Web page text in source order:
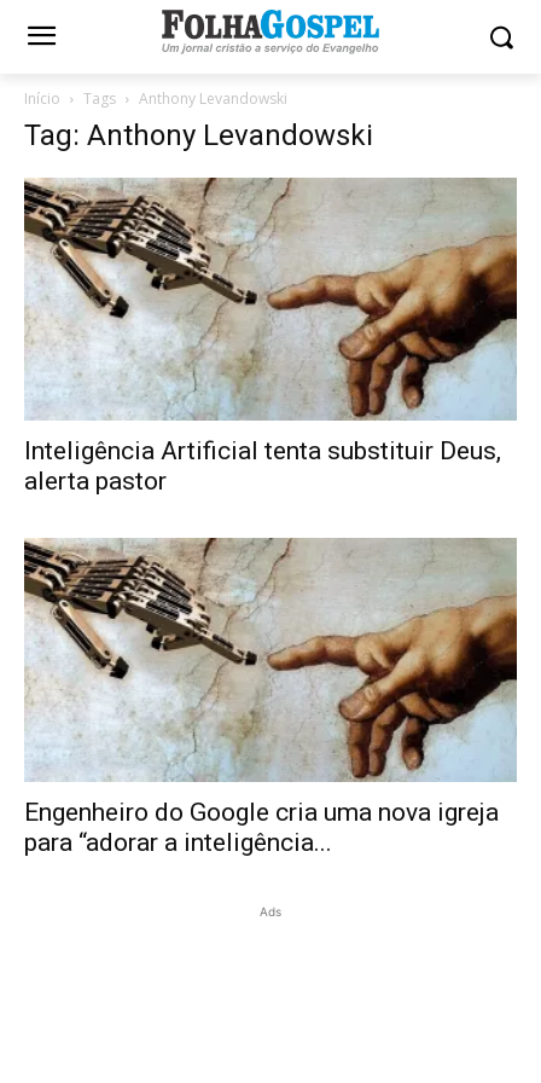
Início Tags Anthony Levandowski
Tag: Anthony Levandowski
Inteligência Artificial tenta substituir Deus,
alerta pastor
Engenheiro do Google cria uma nova igreja
para “adorar a inteligência...
Ads